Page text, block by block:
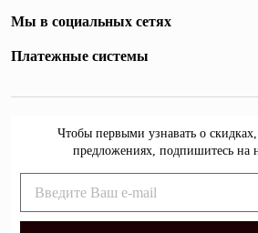
Мы в социальных сетях
Платежные системы
Чтобы первыми узнавать о
предложениях, подпишитесь на